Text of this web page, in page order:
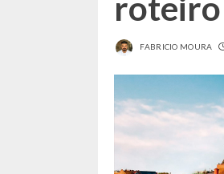
roteiro
FABRICIO MOURA